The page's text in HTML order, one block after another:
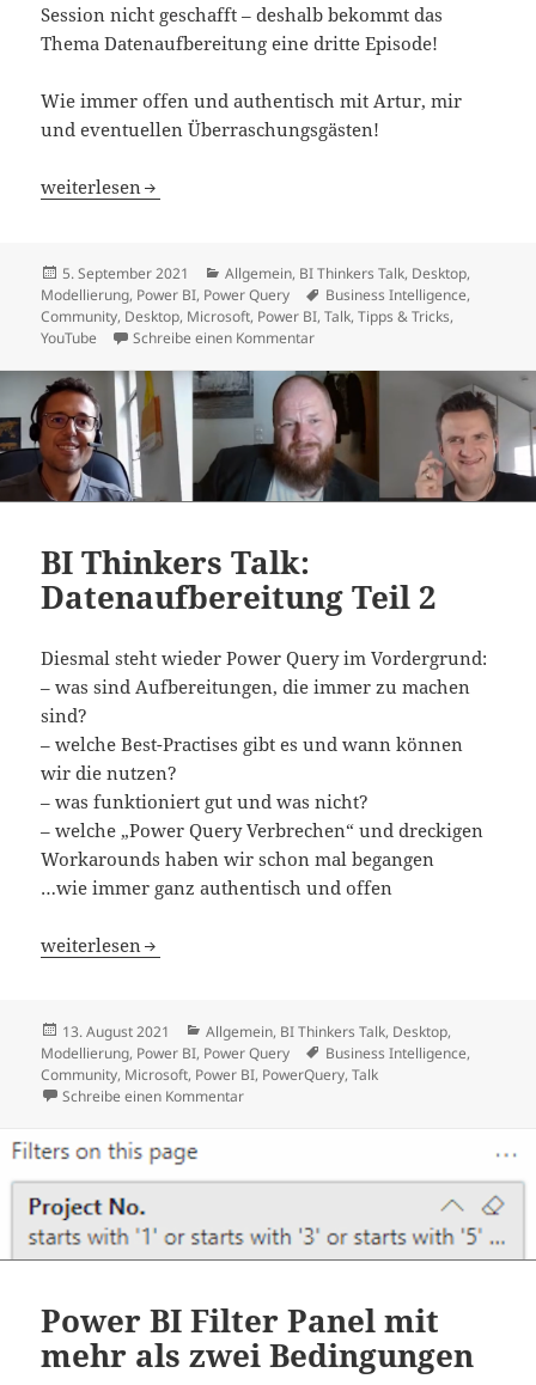
Session nicht geschafft – deshalb bekommt das
Thema Datenaufbereitung eine dritte Episode!
Wie immer offen und authentisch mit Artur, mir
und eventuellen Überraschungsgästen!
BI Thinkers Talk: Datenaufbereitung Teil 3
weiterlesen
Veröffentlicht
am
5. September 2021 Kategorien
Allgemein, BI Thinkers Talk, Desktop,
Modellierung, Power BI, Power Query Schlagwörter
Business Intelligence,
Community, Desktop, Microsoft, Power BI,Talk,Tipps & Tricks,
YouTube
Schreibe einen Kommentarzu BI Thinkers Talk:
BI Thinkers Talk:
Datenaufbereitung Teil 2
Diesmal steht wieder Power Query im Vordergrund:
– was sind Aufbereitungen, die immer zu machen
sind?
– welche Best-Practises gibt es und wann können
wir die nutzen?
– was funktioniert gut und was nicht?
– welche „Power Query Verbrechen“ und dreckigen
Workarounds haben wir schon mal begangen
…wie immer ganz authentisch und offen
BI Thinkers Talk: Datenaufbereitung Teil 2
weiterlesen
Veröffentlicht
am
13. August 2021 Kategorien
Allgemein, BI Thinkers Talk, Desktop,
Modellierung, Power BI, Power Query Schlagwörter
Business Intelligence,
Community, Microsoft, Power BI, PowerQuery,Talk
Schreibe einen Kommentarzu BI Thinkers Talk: Datenaufbereitung Teil
Power BI Filter Panel mit
mehr als zwei Bedingungen